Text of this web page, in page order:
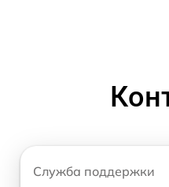
Служба поддержки